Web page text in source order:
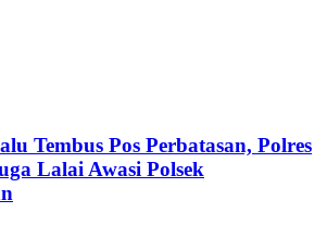
Tembus Pos Perbatasan, Polres
Lalai Awasi Polsek